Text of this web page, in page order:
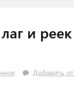
и реек
Добавить